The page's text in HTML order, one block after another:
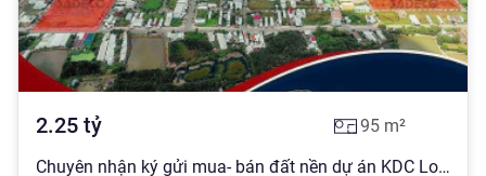
2.25 tỷ 95 m²
Chuyên nhận ký gửi mua- bán đất nền dự án KDC Long Hậu. Lh: 0933 194 ***